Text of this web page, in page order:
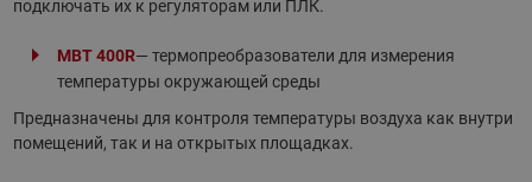
подключать их к регуляторам или ПЛК.
MBT 400R— термопреобразователи для измерения
температуры окружающей среды
Предназначены для контроля температуры воздуха как внутри
помещений, так и на открытых площадках.